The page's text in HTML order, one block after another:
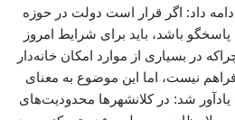
داد: اگر قرار است دولت در حوزه
باشد، باید برای شرایط امروز
در بسیاری از موارد امکان خانه‌دار
نیست، اما این موضوع به معنای
شد: در کلانشهرها محدودیت‌های